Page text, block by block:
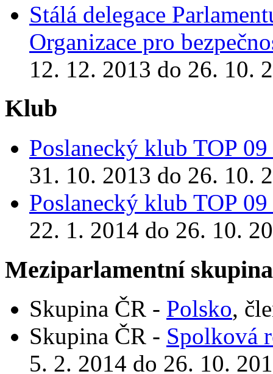
Stálá delegace
Organizace pro
12. 12. 2013 do 26. 10.
Klub
Poslanecký klub TOP 09
31. 10. 2013 do 26. 10.
Poslanecký klub TOP 09
22. 1. 2014 do 26. 10.
Meziparlamentní
Skupina ČR - Polsko,
Skupina ČR - Spolková
5. 2. 2014 do 26. 10.